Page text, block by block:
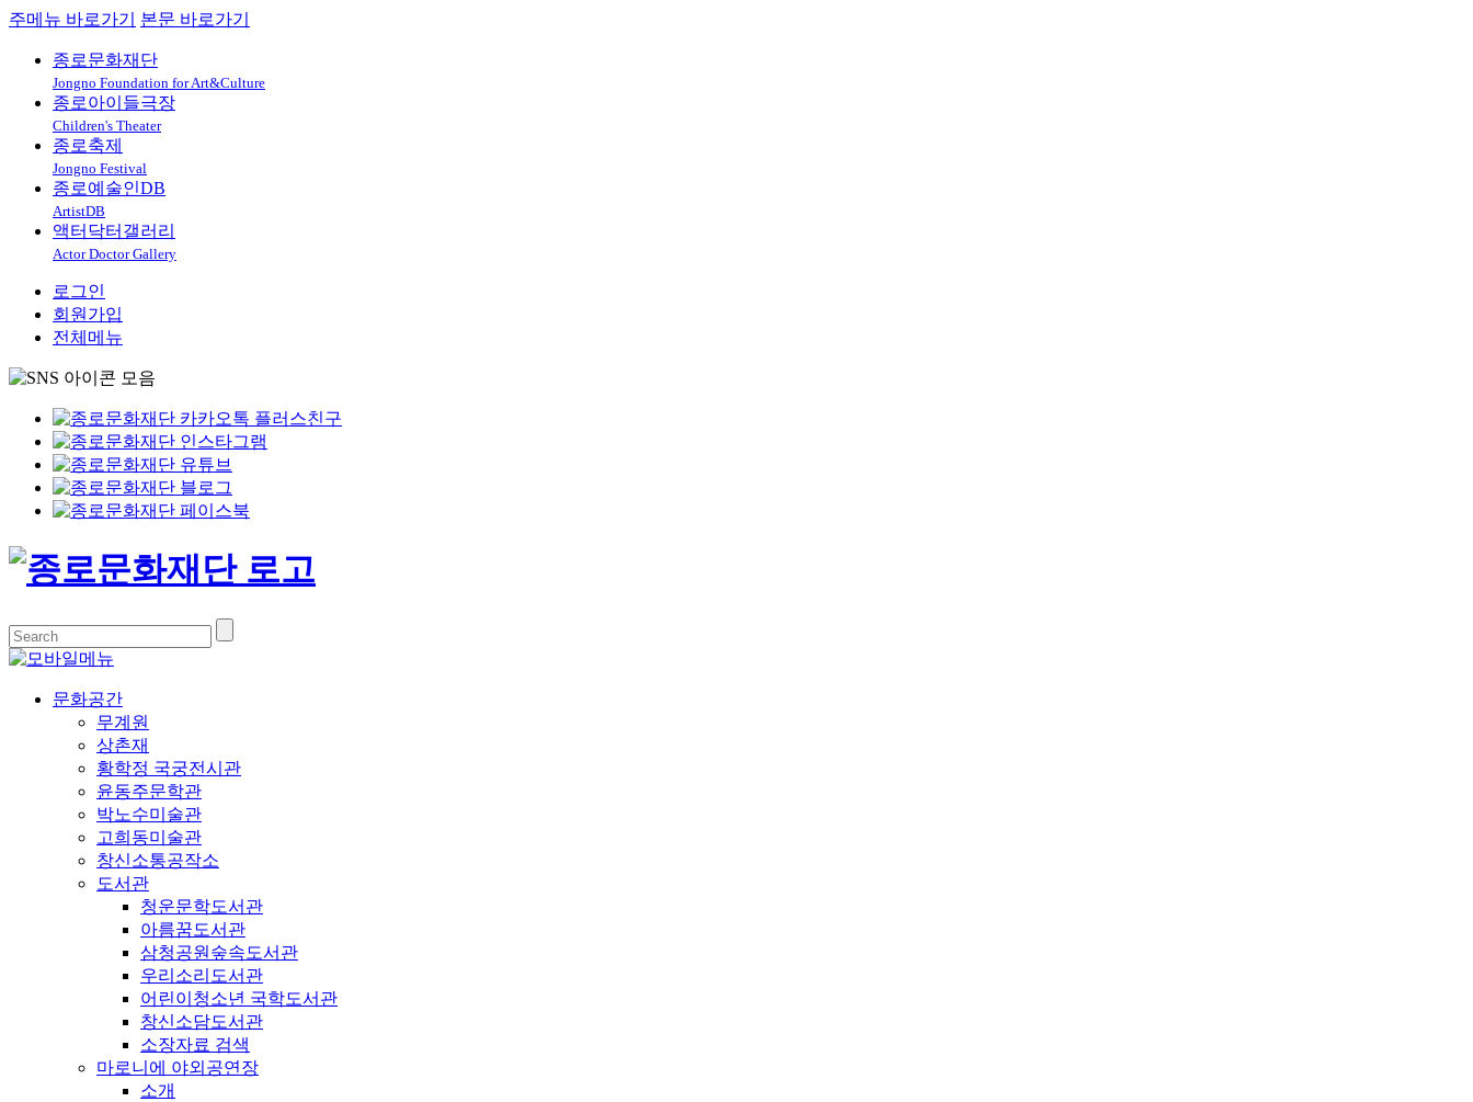
주메뉴 바로가기 본문 바로가기
종로문화재단
Jongno Foundation for Art&Culture
종로아이들극장
Children's Theater
종로축제
Jongno Festival
종로예술인DB
ArtistDB
액터닥터갤러리
Actor Doctor Gallery
로그인
회원가입
전체메뉴
문화공간
무계원
상촌재
황학정 국궁전시관
윤동주문학관
박노수미술관
고희동미술관
창신소통공작소
도서관
청운문학도서관
아름꿈도서관
삼청공원숲속도서관
우리소리도서관
어린이청소년 국학도서관
창신소담도서관
소장자료 검색
마로니에 야외공연장
소개